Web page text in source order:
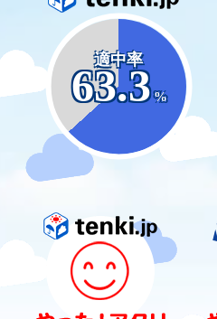
適中率
63.3
%